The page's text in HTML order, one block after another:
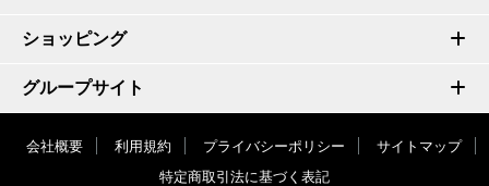
ショッピング
グループサイト
会社概要 利用規約 プライバシーポリシー
サイトマップ
特定商取引法に基づく表記